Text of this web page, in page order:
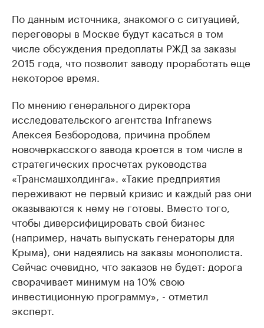
По данным источника, знакомого с ситуацией,
переговоры в Москве будут касаться в том
числе обсуждения предоплаты РЖД за заказы
2015 года, что позволит заводу проработать еще
некоторое время.
По мнению генерального директора
исследовательского агентства Infranews
Алексея Безбородова, причина проблем
новочеркасского завода кроется в том числе в
стратегических просчетах руководства
«Трансмашхолдинга». «Такие предприятия
переживают не первый кризис и каждый раз они
оказываются к нему не готовы. Вместо того,
чтобы диверсифицировать свой бизнес
(например, начать выпускать генераторы для
Крыма), они надеялись на заказы монополиста.
Сейчас очевидно, что заказов не будет: дорога
сворачивает минимум на 10% свою
инвестиционную программу», - отметил
эксперт.